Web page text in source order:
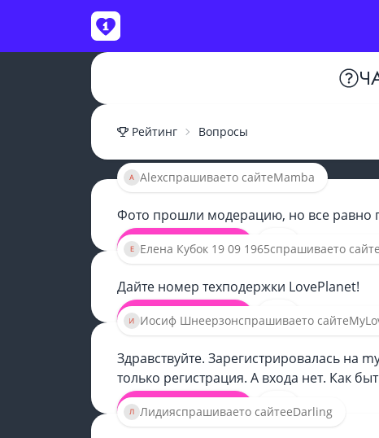
Рейтинг Вопросы
Alexспрашиваето сайтеMamba
Фото прошли модерацию, но все равно
СМОТРЕТЬ ОТВЕТЫ 20
Елена Кубок 19 09 1965спрашиваето сайте
Дайте номер техподержки LovePlanet!
СМОТРЕТЬ ОТВЕТЫ 49
Иосиф Шнеерзонспрашиваето сайте
Здравствуйте. Зарегистрировалась на
только регистрация. А входа нет. Как
СМОТРЕТЬ ОТВЕТЫ 11
Лидияспрашиваето сайтеeDarling
ВОЙТИ